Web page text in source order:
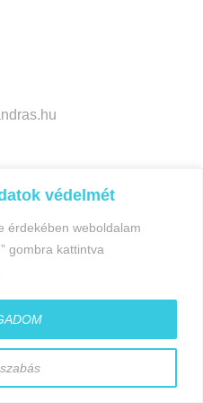
védelmét
érdekében weboldalam
gombra kattintva